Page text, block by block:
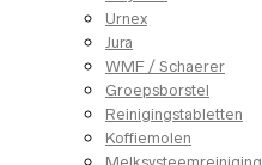
Urnex
Jura
WMF / Schaerer
Groepsborstel
Reinigingstabletten
Koffiemolen